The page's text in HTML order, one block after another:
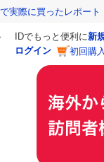
実際に買ったレポート
IDでもっと便利に新
ログイン
初回購